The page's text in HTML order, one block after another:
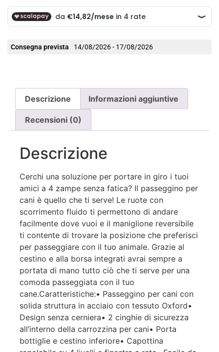
Consegna prevista 14/08/2026 - 17/08/2026
Descrizione Informazioni aggiuntive
Recensioni (0)
Descrizione
Cerchi una soluzione per portare in giro i tuoi
amici a 4 zampe senza fatica? Il passeggino per
cani è quello che ti serve! Le ruote con
scorrimento fluido ti permettono di andare
facilmente dove vuoi e il maniglione reversibile
ti contente di trovare la posizione che preferisci
per passeggiare con il tuo animale. Grazie al
cestino e alla borsa integrati avrai sempre a
portata di mano tutto ciò che ti serve per una
comoda passeggiata con il tuo
cane.Caratteristiche:• Passeggino per cani con
solida struttura in acciaio con tessuto Oxford•
Design senza cerniera• 2 cinghie di sicurezza
all’interno della carrozzina per cani• Porta
bottiglie e cestino inferiore• Capottina